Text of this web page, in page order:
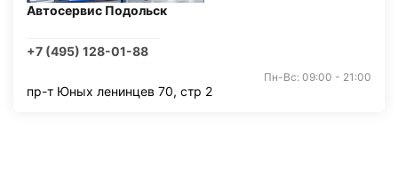
Автосервис Подольск
+7 (495) 128-01-88
Пн-Вс: 09:00 - 21:00
пр-т Юных ленинцев 70, стр 2